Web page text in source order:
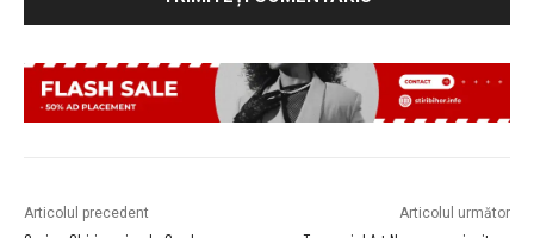
Articolul precedent Articolul următor